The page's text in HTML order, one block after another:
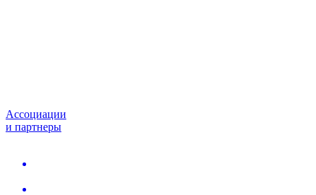
Ассоциации
и партнеры